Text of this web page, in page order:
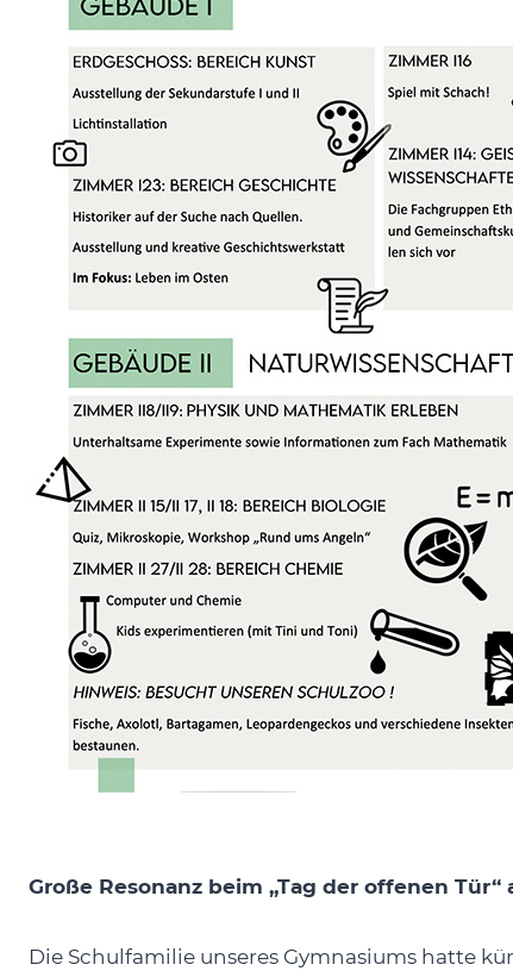
Große Resonanz beim „Tag der offenen
Die Schulfamilie unseres Gymnasiums hatte